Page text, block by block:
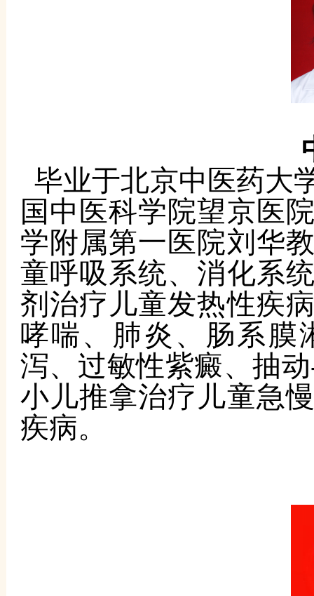
毕业于北京中医药大
国中医科学院望京医
学附属第一医院刘华
童呼吸系统、消化系
剂治疗儿童发热性疾
哮喘、肺炎、肠系膜
泻、过敏性紫癜、抽动
小儿推拿治疗儿童急
疾病。